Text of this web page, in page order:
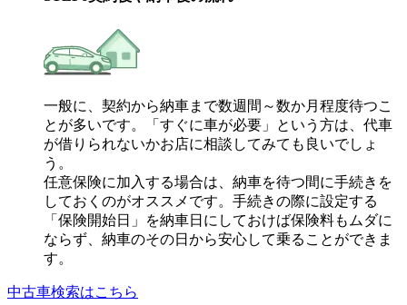
一般に、契約から納車まで数週間～数か月程度待つこ
とが多いです。「すぐに車が必要」という方は、代車
が借りられないかお店に相談してみても良いでしょ
う。
任意保険に加入する場合は、納車を待つ間に手続きを
しておくのがオススメです。手続きの際に設定する
「保険開始日」を納車日にしておけば保険料もムダに
ならず、納車のその日から安心して乗ることができま
す。
中古車検索はこちら